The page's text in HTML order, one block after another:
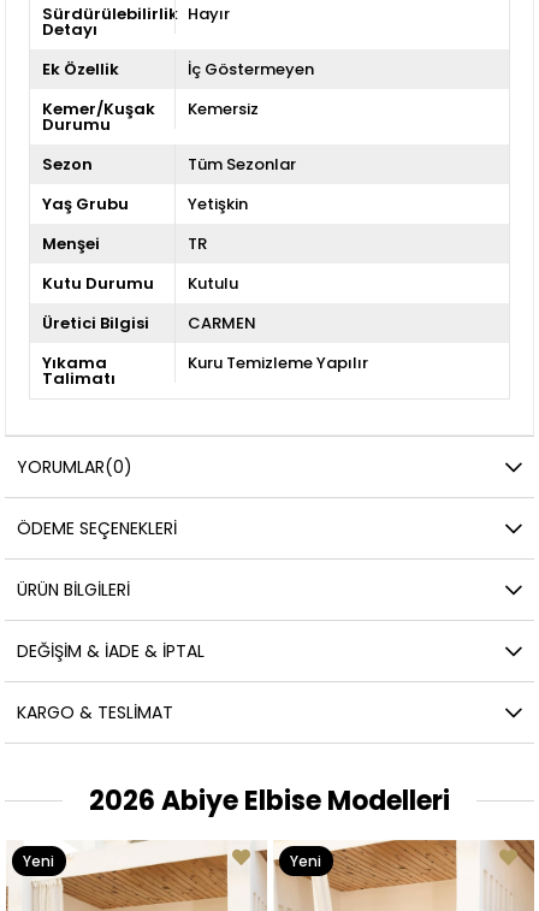
Sürdürülebilirlik
Detayı
Hayır
Ek Özellik
İç Göstermeyen
Kemer/Kuşak
Durumu
Kemersiz
Sezon
Tüm Sezonlar
Yaş Grubu
Yetişkin
Menşei
TR
Kutu Durumu
Kutulu
Üretici Bilgisi
CARMEN
Yıkama
Talimatı
Kuru Temizleme Yapılır
YORUMLAR(0)
ÖDEME SEÇENEKLERI
ÜRÜN BILGILERI
DEĞIŞIM & İADE & İPTAL
KARGO & TESLIMAT
2026 Abiye Elbise Modelleri
Yeni
Ürün
Yeni
Ürün